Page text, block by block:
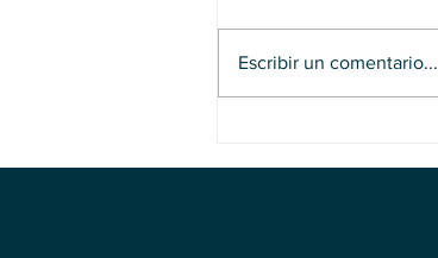
Papines al horno
Escribir un comentario...